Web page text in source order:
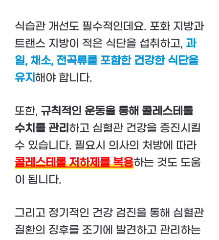
식습관 개선도 필수적인데요. 포화 지방과
트랜스 지방이 적은 식단을 섭취하고, 과
일, 채소, 전곡류를 포함한 건강한 식단을
유지해야 합니다.
또한, 규칙적인 운동을 통해 콜레스테롤
수치를 관리 하고 심혈관 건강을 증진시킬
수 있습니다. 필요시 의사의 처방에 따라
콜레스테롤 저하제를 복용하는 것도 도움
이 됩니다.
그리고 정기적인 건강 검진을 통해 심혈관
질환의 징후를 조기에 발견하고 관리하는